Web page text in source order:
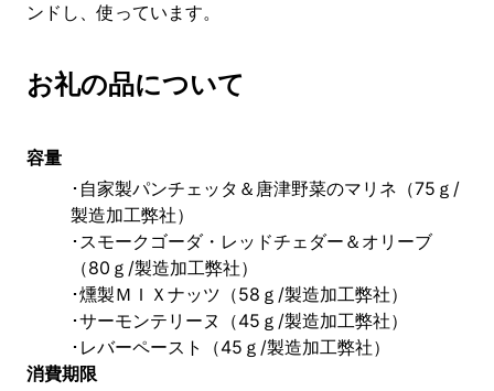
ンドし、使っています。
お礼の品について
容量
･自家製パンチェッタ＆唐津野菜のマリネ（75ｇ/
製造加工弊社）
･スモークゴーダ・レッドチェダー＆オリーブ
（80ｇ/製造加工弊社）
･燻製ＭＩＸナッツ（58ｇ/製造加工弊社）
･サーモンテリーヌ（45ｇ/製造加工弊社）
･レバーペースト（45ｇ/製造加工弊社）
消費期限